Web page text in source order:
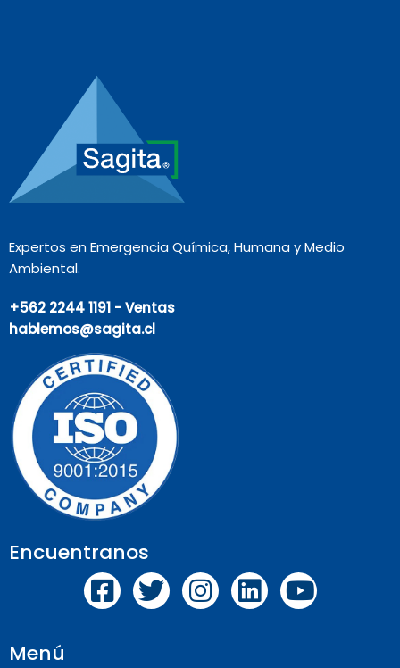
Expertos en Emergencia Química, Humana y Medio
Ambiental.
+562 2244 1191 - Ventas
hablemos@sagita.cl
Encuentranos
Menú